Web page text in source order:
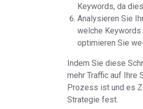
Keywords, da
Analysieren Sie
welche Keywords
optimieren Sie
Indem Sie diese
mehr Traffic auf Ihre
Prozess ist und es
Strategie fest.